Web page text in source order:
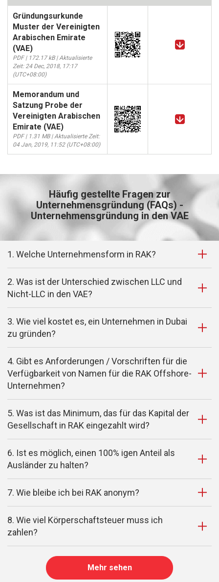
Gründungsurkunde
Muster der Vereinigten
Arabischen Emirate
(VAE)
PDF | 172.17 kB | Aktualisierte
Zeit: 24 Dec, 2018, 17:17
(UTC+08:00)
Memorandum und
Satzung Probe der
Vereinigten Arabischen
Emirate (VAE)
PDF | 1.31 MB | Aktualisierte Zeit:
04 Jan, 2019, 11:52 (UTC+08:00)
Häufig gestellte Fragen zur
Unternehmensgründung (FAQs) -
Unternehmensgründung in den VAE
1. Welche Unternehmensform in RAK?
2. Was ist der Unterschied zwischen LLC und
Nicht-LLC in den VAE?
3. Wie viel kostet es, ein Unternehmen in Dubai
zu gründen?
4. Gibt es Anforderungen / Vorschriften für die
Verfügbarkeit von Namen für die RAK Offshore-
Unternehmen?
5. Was ist das Minimum, das für das Kapital der
Gesellschaft in RAK eingezahlt wird?
6. Ist es möglich, einen 100% igen Anteil als
Ausländer zu halten?
7. Wie bleibe ich bei RAK anonym?
8. Wie viel Körperschaftsteuer muss ich
zahlen?
Mehr sehen